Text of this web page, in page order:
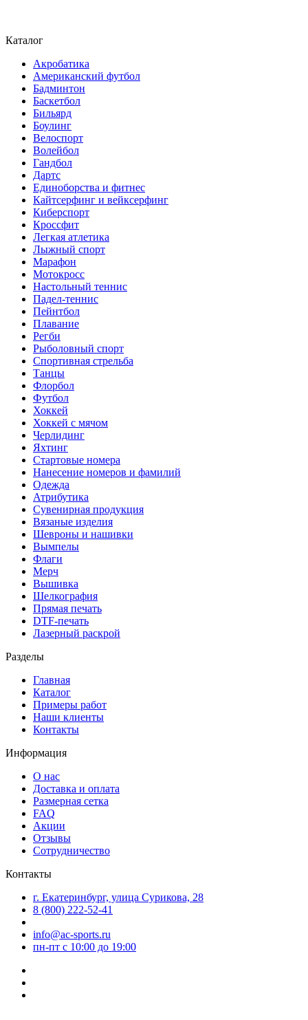
Каталог
Акробатика
Американский футбол
Бадминтон
Баскетбол
Бильярд
Боулинг
Велоспорт
Волейбол
Гандбол
Дартс
Единоборства и фитнес
Кайтсерфинг и вейксерфинг
Киберспорт
Кроссфит
Легкая атлетика
Лыжный спорт
Марафон
Мотокросс
Настольный теннис
Падел-теннис
Пейнтбол
Плавание
Регби
Рыболовный спорт
Спортивная стрельба
Танцы
Флорбол
Футбол
Хоккей
Хоккей с мячом
Черлидинг
Яхтинг
Стартовые номера
Нанесение номеров и фамилий
Одежда
Атрибутика
Сувенирная продукция
Вязаные изделия
Шевроны и нашивки
Вымпелы
Флаги
Мерч
Вышивка
Шелкография
Прямая печать
DTF-печать
Лазерный раскрой
Разделы
Главная
Каталог
Примеры работ
Наши клиенты
Контакты
Информация
О нас
Доставка и оплата
Размерная сетка
FAQ
Акции
Отзывы
Сотрудничество
Контакты
г. Екатеринбург, улица Сурикова, 28
8 (800) 222-52-41
info@ac-sports.ru
пн-пт c 10:00 до 19:00